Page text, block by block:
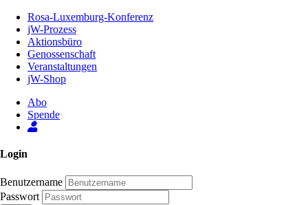
Inhalt
Seite
Rosa-Luxemburg-Konferenz
jW-Prozess
Aktionsbüro
Genossenschaft
Veranstaltungen
jW-Shop
Abo
Spende
Login
Benutzername
Passwort